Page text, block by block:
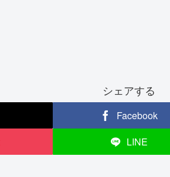
シェアする
Facebook
LINE